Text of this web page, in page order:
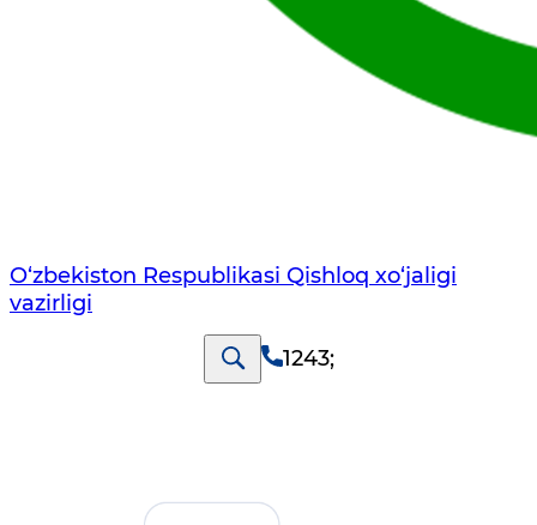
O‘zbekiston Respublikasi Qishloq хo‘jаligi
vаzirligi
1243;